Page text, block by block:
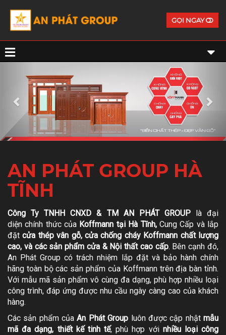
GỌI NGAY
AN PHÁT GROUP HÀ
TĨNH
Công Ty TNHH CNXD & TM AN PHÁT GROUPlà đại
diện chính thức của Koffmann tại Hà Tĩnh, Cung Cấp và lắp
đặtcửa thép vân gỗ, cửa chống cháy Koffmann chất lượng
cao, và các sản phẩm cửa & Nội thất cao cấp. Bên cạnh đó,
An Phát Group có trách nhiệm lắp đặt và bảo hành chính
hãng toàn bộ các sản phẩm của Koffmann trên địa bàn tỉnh.
Với mẫu mã sản phẩm vô cùng đa dạng, phù hợp nhiều loại
công trình, đáp ứng được nhu cầu ngày càng cao của khách
hàng.
Các sản phẩm củaAn Phát Group luôn được cập nhậtmẫu
mã đa dạng, thiết kế tinh tế, phù hợp với nhiều loại công